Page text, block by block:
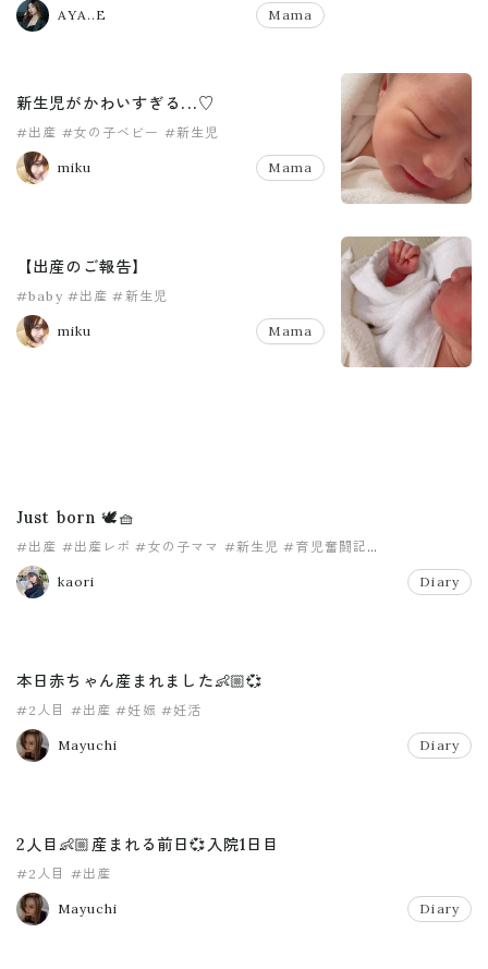
AYA..E Mama
新生児がかわいすぎる...♡
#出産 #女の子ベビー #新生児
miku Mama
【出産のご報告】
#baby #出産 #新生児
miku Mama
Just born 🕊🧺
#出産 #出産レポ #女の子ママ #新生児 #育児奮闘記
#赤ちゃんのいる生活
kaori
Diary
本日赤ちゃん産まれました👶🏼💞
#2人目 #出産 #妊娠 #妊活
Mayuchi Diary
2人目👶🏼産まれる前日💞入院1日目
#2人目 #出産
Mayuchi Diary